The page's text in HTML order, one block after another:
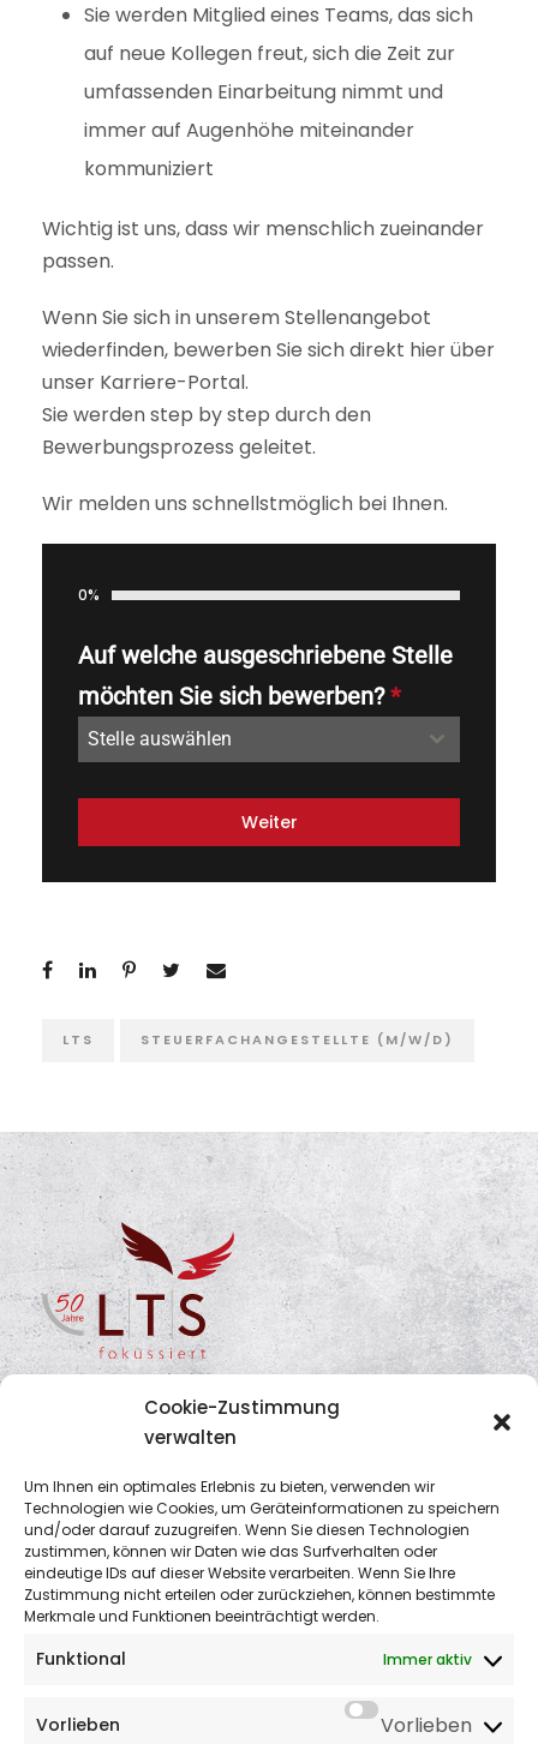
Cookie-Zustimmung
verwalten
Um Ihnen ein optimales Erlebnis zu bieten, verwenden wir
Technologien wie Cookies, um Geräteinformationen zu speichern
und/oder darauf zuzugreifen. Wenn Sie diesen Technologien
zustimmen, können wir Daten wie das Surfverhalten oder
eindeutige IDs auf dieser Website verarbeiten. Wenn Sie Ihre
Zustimmung nicht erteilen oder zurückziehen, können bestimmte
Merkmale und Funktionen beeinträchtigt werden.
Funktional Immer aktiv
Vorlieben Vorlieben
Sie werden Mitglied eines Teams, das sich
auf neue Kollegen freut, sich die Zeit zur
umfassenden Einarbeitung nimmt und
immer auf Augenhöhe miteinander
kommuniziert
Wichtig ist uns, dass wir menschlich zueinander
passen.
Wenn Sie sich in unserem Stellenangebot
wiederfinden, bewerben Sie sich direkt hier über
unser Karriere-Portal.
Sie werden step by step durch den
Bewerbungsprozess geleitet.
Wir melden uns schnellstmöglich bei Ihnen.
0%
Auf welche ausgeschriebene Stelle
möchten Sie sich bewerben?*
Stelle auswählen
Weiter
LTS STEUERFACHANGESTELLTE (M/W/D)
Kontaktdaten
LTS
Rechtsanwälte • Wirtschaftsprüfer •
Bunsenstraße 3
Tel.: +49 5221 6930 600